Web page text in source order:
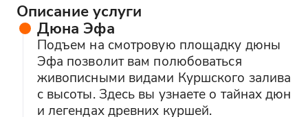
Описание услуги
Дюна Эфа
Подъем на смотровую площадку дюны
Эфа позволит вам полюбоваться
живописными видами Куршского залива
с высоты. Здесь вы узнаете о тайнах дюн
и легендах древних куршей.